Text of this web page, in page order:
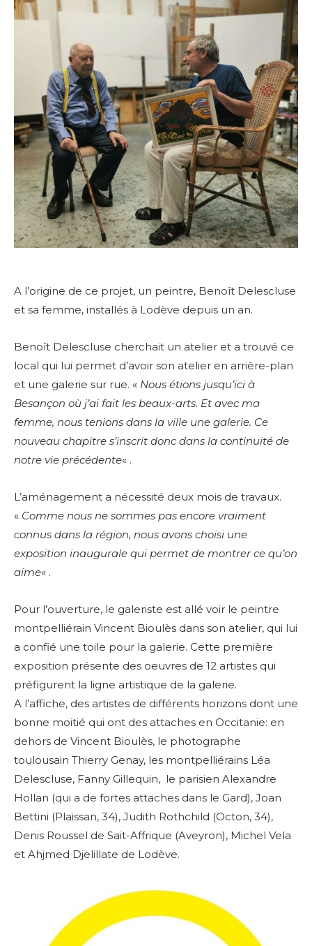
A l’origine de ce projet, un peintre, Benoît Delescluse
et sa femme, installés à Lodève depuis un an.
Benoît Delescluse cherchait un atelier et a trouvé ce
local qui lui permet d’avoir son atelier en arrière-plan
et une galerie sur rue. « Nous étions jusqu’ici à
Besançon où j’ai fait les beaux-arts. Et avec ma
femme, nous tenions dans la ville une galerie. Ce
nouveau chapitre s’inscrit donc dans la continuité de
notre vie précédente« .
L’aménagement a nécessité deux mois de travaux.
« Comme nous ne sommes pas encore vraiment
connus dans la région, nous avons choisi une
exposition inaugurale qui permet de montrer ce qu’on
aime« .
Pour l’ouverture, le galeriste est allé voir le peintre
montpelliérain Vincent Bioulès dans son atelier, qui lui
a confié une toile pour la galerie. Cette première
exposition présente des oeuvres de 12 artistes qui
préfigurent la ligne artistique de la galerie.
A l’affiche, des artistes de différents horizons dont une
bonne moitié qui ont des attaches en Occitanie: en
dehors de Vincent Bioulès, le photographe
toulousain Thierry Genay, les montpelliérains Léa
Delescluse, Fanny Gillequin, le parisien Alexandre
Hollan (qui a de fortes attaches dans le Gard), Joan
Bettini (Plaissan, 34), Judith Rothchild (Octon, 34),
Denis Roussel de Sait-Affrique (Aveyron), Michel Vela
et Ahjmed Djelillate de Lodève.